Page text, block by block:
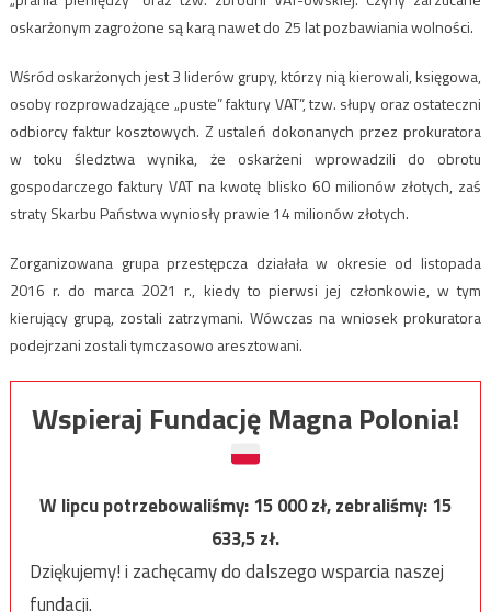
oskarżonym zagrożone są karą nawet do 25 lat pozbawiania wolności.
Wśród oskarżonych jest 3 liderów grupy, którzy nią kierowali, księgowa,
osoby rozprowadzające „puste” faktury VAT”, tzw. słupy oraz ostateczni
odbiorcy faktur kosztowych. Z ustaleń dokonanych przez prokuratora
w toku śledztwa wynika, że oskarżeni wprowadzili do obrotu
gospodarczego faktury VAT na kwotę blisko 60 milionów złotych, zaś
straty Skarbu Państwa wyniosły prawie 14 milionów złotych.
Zorganizowana grupa przestępcza działała w okresie od listopada
2016 r. do marca 2021 r., kiedy to pierwsi jej członkowie, w tym
kierujący grupą, zostali zatrzymani. Wówczas na wniosek prokuratora
podejrzani zostali tymczasowo aresztowani.
Wspieraj Fundację Magna Polonia!
W lipcu potrzebowaliśmy:15 000zł, zebraliśmy:15
633,5zł.
Dziękujemy! i zachęcamy do dalszego wsparcia naszej
fundacji.